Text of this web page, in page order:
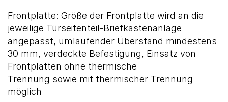
Frontplatte: Größe der Frontplatte wird an die
jeweilige Türseitenteil-Briefkastenanlage
angepasst, umlaufender Überstand mindestens
30 mm, verdeckte Befestigung, Einsatz von
Frontplatten ohne thermische
Trennung sowie mit thermischer Trennung
möglich